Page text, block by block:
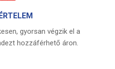
gyorsan végzik el a
hozzáférhető áron.